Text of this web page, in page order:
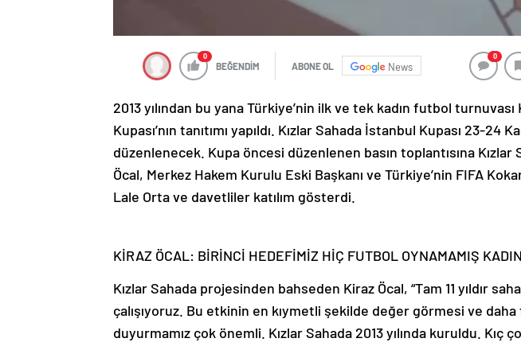
0
BEĞENDİM ABONE OL News
0
2013 yılından bu yana Türkiye’nin ilk ve tek kadın futbol
Kupası’nın tanıtımı yapıldı. Kızlar Sahada İstanbul Kupası 23-24
düzenlenecek. Kupa öncesi düzenlenen basın toplantısına Kızlar
Öcal, Merkez Hakem Kurulu Eski Başkanı ve Türkiye’nin FIFA
Lale Orta ve davetliler katılım gösterdi.
KİRAZ ÖCAL: BİRİNCİ HEDEFİMİZ HİÇ FUTBOL OYNAMAMIŞ
Kızlar Sahada projesinden bahseden Kiraz Öcal, “Tam 11 yıldır
çalışıyoruz. Bu etkinin en kıymetli şekilde değer görmesi ve
duyurmamız çok önemli. Kızlar Sahada 2013 yılında kuruldu. Kıç